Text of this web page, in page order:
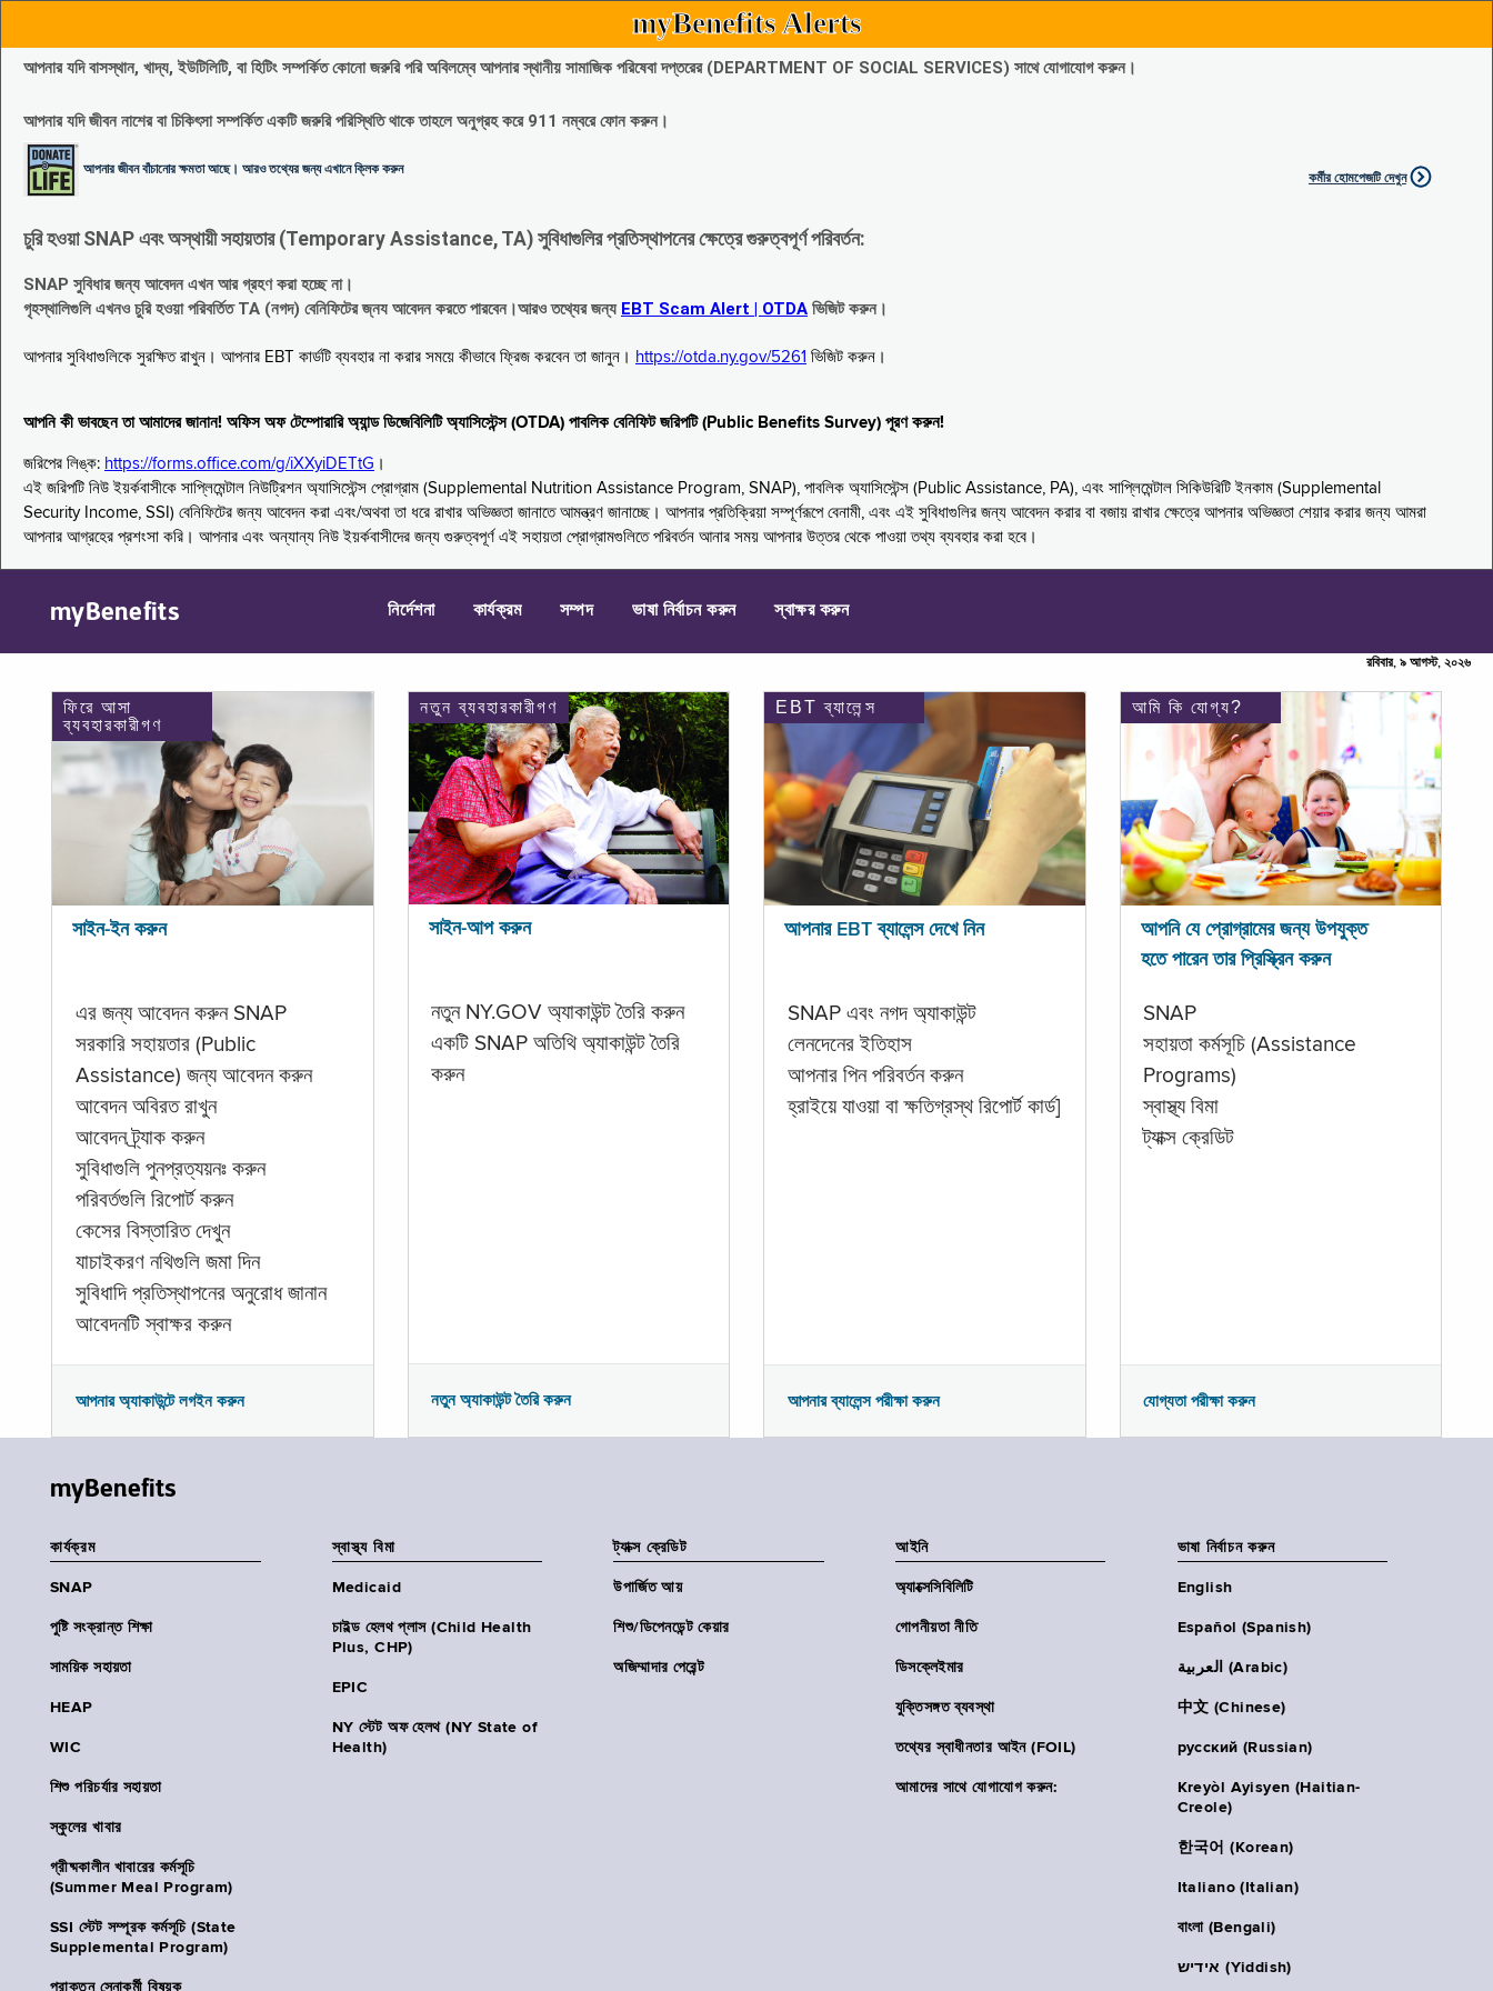
myBenefits Alerts
আপনার যদি বাসস্থান, খাদ্য, ইউটিলিটি, বা হিটিং সম্পর্কিত কোনো জরুরি পরি অবিলম্বে আপনার স্থানীয় সামাজিক পরিষেবা দপ্তরের (DEPARTMENT OF SOCIAL SERVICES) সাথে যোগাযোগ করুন।
আপনার যদি জীবন নাশের বা চিকিৎসা সম্পর্কিত একটি জরুরি পরিস্থিতি থাকে তাহলে অনুগ্রহ করে 911 নম্বরে ফোন করুন।
আপনার জীবন বাঁচানোর ক্ষমতা আছে। আরও তথ্যের জন্য এখানে ক্লিক করুন
কর্মীর হোমপেজটি দেখুন
চুরি হওয়া SNAP এবং অস্থায়ী সহায়তার (Temporary Assistance, TA) সুবিধাগুলির প্রতিস্থাপনের ক্ষেত্রে গুরুত্বপূর্ণ পরিবর্তন:
SNAP সুবিধার জন্য আবেদন এখন আর গ্রহণ করা হচ্ছে না।
গৃহস্থালিগুলি এখনও চুরি হওয়া পরিবর্তিত TA (নগদ) বেনিফিটের জ্নয আবেদন করতে পারবেন।আরও তথ্যের জন্য EBT Scam Alert | OTDA ভিজিট করুন।
আপনার সুবিধাগুলিকে সুরক্ষিত রাখুন। আপনার EBT কার্ডটি ব্যবহার না করার সময়ে কীভাবে ফ্রিজ করবেন তা জানুন। https://otda.ny.gov/5261 ভিজিট করুন।
আপনি কী ভাবছেন তা আমাদের জানান! অফিস অফ টেম্পোরারি অ্যান্ড ডিজেবিলিটি অ্যাসিস্টেন্স (OTDA) পাবলিক বেনিফিট জরিপটি (Public Benefits Survey) পূরণ করুন!
জরিপের লিঙ্ক: https://forms.office.com/g/iXXyiDETtG ।
এই জরিপটি নিউ ইয়র্কবাসীকে সাপ্লিমেন্টাল নিউট্রিশন অ্যাসিস্টেন্স প্রোগ্রাম (Supplemental Nutrition Assistance Program, SNAP), পাবলিক অ্যাসিস্টেন্স (Public Assistance, PA), এবং সাপ্লিমেন্টাল সিকিউরিটি ইনকাম (Supplemental
Security Income, SSI) বেনিফিটের জন্য আবেদন করা এবং/অথবা তা ধরে রাখার অভিজ্ঞতা জানাতে আমন্ত্রণ জানাচ্ছে। আপনার প্রতিক্রিয়া সম্পূর্ণরূপে বেনামী, এবং এই সুবিধাগুলির জন্য আবেদন করার বা বজায় রাখার ক্ষেত্রে আপনার অভিজ্ঞতা শেয়ার করার জন্য আমরা
আপনার আগ্রহের প্রশংসা করি। আপনার এবং অন্যান্য নিউ ইয়র্কবাসীদের জন্য গুরুত্বপূর্ণ এই সহায়তা প্রোগ্রামগুলিতে পরিবর্তন আনার সময় আপনার উত্তর থেকে পাওয়া তথ্য ব্যবহার করা হবে।
myBenefits নির্দেশনা কার্যক্রম সম্পদ ভাষা নির্বাচন করুন স্বাক্ষর করুন
রবিবার, ৯ আগস্ট, ২০২৬
ফিরে আসা
ব্যবহারকারীগণ
সাইন-ইন করুন
এর জন্য আবেদন করুন SNAP
সরকারি সহায়তার (Public
Assistance) জন্য আবেদন করুন
আবেদন অবিরত রাখুন
আবেদন ট্র্যাক করুন
সুবিধাগুলি পুনপ্রত্যয়নঃ করুন
পরিবর্তগুলি রিপোর্ট করুন
কেসের বিস্তারিত দেখুন
যাচাইকরণ নথিগুলি জমা দিন
সুবিধাদি প্রতিস্থাপনের অনুরোধ জানান
আবেদনটি স্বাক্ষর করুন
আপনার অ্যাকাউন্টে লগইন করুন
নতুন ব্যবহারকারীগণ
সাইন-আপ করুন
নতুন NY.GOV অ্যাকাউন্ট তৈরি করুন
একটি SNAP অতিথি অ্যাকাউন্ট তৈরি
করুন
নতুন অ্যাকাউন্ট তৈরি করুন
EBT ব্যালেন্স
আপনার EBT ব্যালেন্স দেখে নিন
SNAP এবং নগদ অ্যাকাউন্ট
লেনদেনের ইতিহাস
আপনার পিন পরিবর্তন করুন
হ্রাইয়ে যাওয়া বা ক্ষতিগ্রস্থ রিপোর্ট কার্ড]
আপনার ব্যালেন্স পরীক্ষা করুন
আমি কি যোগ্য?
আপনি যে প্রোগ্রামের জন্য উপযুক্ত
হতে পারেন তার প্রিস্ক্রিন করুন
SNAP
সহায়তা কর্মসূচি (Assistance
Programs)
স্বাস্থ্য বিমা
ট্যাক্স ক্রেডিট
যোগ্যতা পরীক্ষা করুন
myBenefits
কার্যক্রম
SNAP
পুষ্টি সংক্রান্ত শিক্ষা
সাময়িক সহায়তা
HEAP
WIC
শিশু পরিচর্যার সহায়তা
স্কুলের খাবার
গ্রীষ্মকালীন খাবারের কর্মসূচি
(Summer Meal Program)
SSI স্টেট সম্পূরক কর্মসূচি (State
Supplemental Program)
প্রাক্তন সেনাকর্মী বিষয়ক
স্বাস্থ্য বিমা
Medicaid
চাইল্ড হেলথ প্লাস (Child Health
Plus, CHP)
EPIC
NY স্টেট অফ হেলথ (NY State of
Health)
ট্যাক্স ক্রেডিট
উপার্জিত আয়
শিশু/ডিপেনডেন্ট কেয়ার
অজিম্মাদার পেরেন্ট
আইনি
অ্যাক্সেসিবিলিটি
গোপনীয়তা নীতি
ডিসক্লেইমার
যুক্তিসঙ্গত ব্যবস্থা
তথ্যের স্বাধীনতার আইন (FOIL)
আমাদের সাথে যোগাযোগ করুন:
ভাষা নির্বাচন করুন
English
Español (Spanish)
العربية (Arabic)
中文 (Chinese)
русский (Russian)
Kreyòl Ayisyen (Haitian-
Creole)
한국어 (Korean)
Italiano (Italian)
বাংলা (Bengali)
אידיש (Yiddish)